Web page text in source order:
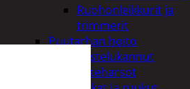
Ruohonleikkurit ja
trimmerit
Puutarhan hoito
Kastelukannut
Kateharsot